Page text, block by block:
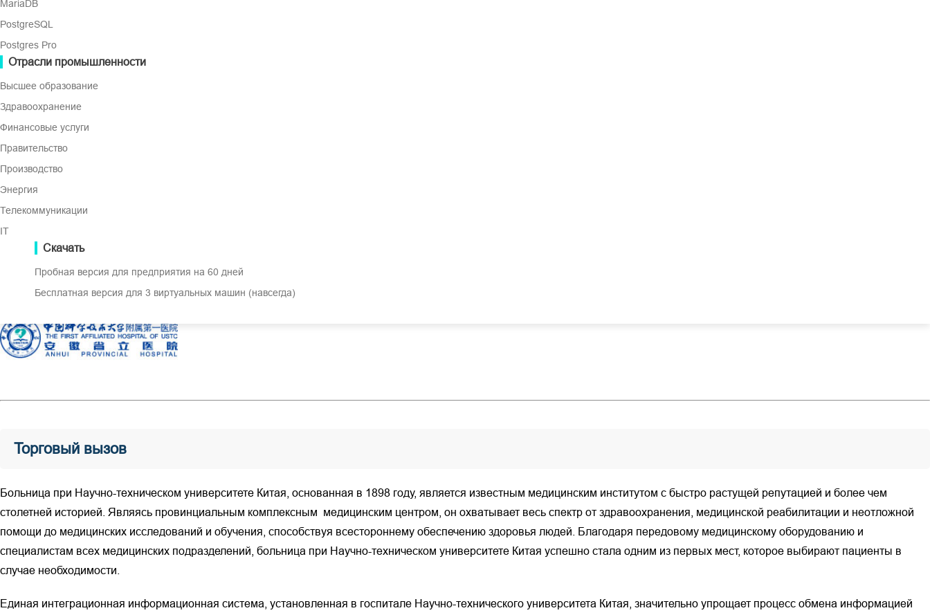
MariaDB
PostgreSQL
Postgres Pro
Отрасли промышленности
Высшее образование
Здравоохранение
Финансовые услуги
Правительство
Производство
Энергия
Телекоммуникации
IT
Скачать
Пробная версия для предприятия на 60 дней
Бесплатная версия для 3 виртуальных машин (навсегда)
резервных копий за счет
экономии затрат.
Работа компании Vinchin произвела на всех благоприятное впечатление. Мы никогда не думали, что сможем управлять и защищать наши данные в сложных условиях таким
экономичным и легким способом, пока они действительно не помогли нам достичь этой конечной цели. Vinchin значительно облегчает нашу работу к созданию выдающейся
интеллектуальной больницы благодаря своим надежным решениям по защите данных.
Гэ Цзюньбо, Директор
Больница при Научно-техническом университете Китая
Торговый вызов
Больница при Научно-техническом университете Китая, основанная в 1898 году, является известным медицинским институтом с быстро растущей репутацией и более чем
столетней историей. Являясь провинциальным комплексным медицинским центром, он охватывает весь спектр от здравоохранения, медицинской реабилитации и неотложной
помощи до медицинских исследований и обучения, способствуя всестороннему обеспечению здоровья людей. Благодаря передовому медицинскому оборудованию и
специалистам всех медицинских подразделений, больница при Научно-техническом университете Китая успешно стала одним из первых мест, которое выбирают пациенты в
случае необходимости.
Единая интеграционная информационная система, установленная в госпитале Научно-технического университета Китая, значительно упрощает процесс обмена информацией